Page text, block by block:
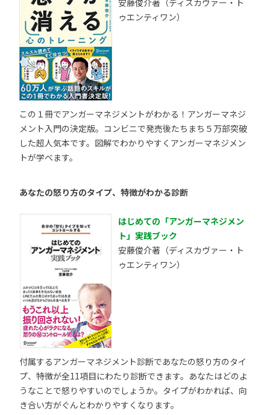
ゥエンティワン）
この１冊でアンガーマネジメントがわかる！アンガーマネジ
メント入門の決定版。コンビニで発売後たちまち５万部突破
した超人気本です。図解でわかりやすくアンガーマネジメン
トが学べます。
あなたの怒り方のタイプ、特徴がわかる診断
はじめての「アンガーマネジメン
ト」実践ブック
安藤俊介著（ディスカヴァー・ト
ゥエンティワン）
付属するアンガーマネジメント診断であなたの怒り方のタイ
プ、特徴が全11項目にわたり診断できます。あなたはどのよ
うなことで怒りやすいのでしょうか。タイプがわかれば、向
き合い方がぐんとわかりやすくなります。